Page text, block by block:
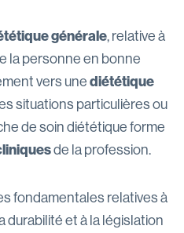
générale, relative à
la personne en bonne
vers unediététique
situations particulières ou
de soin diététique forme
de la profession.
fondamentales relatives à
durabilité et à la législation